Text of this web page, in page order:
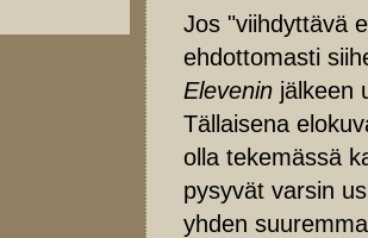
Jos "viihdyttävä
ehdottomasti
Elevenin jälkeen
Tällaisena
olla tekemässä
pysyvät varsin
yhden